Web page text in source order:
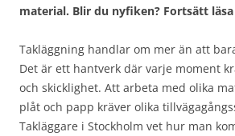
material. Blir du nyfiken? Fortsätt
Takläggning handlar om mer än att
Det är ett hantverk där varje moment
och skicklighet. Att arbeta med olika
plåt och papp kräver olika
Takläggare i Stockholm vet hur man